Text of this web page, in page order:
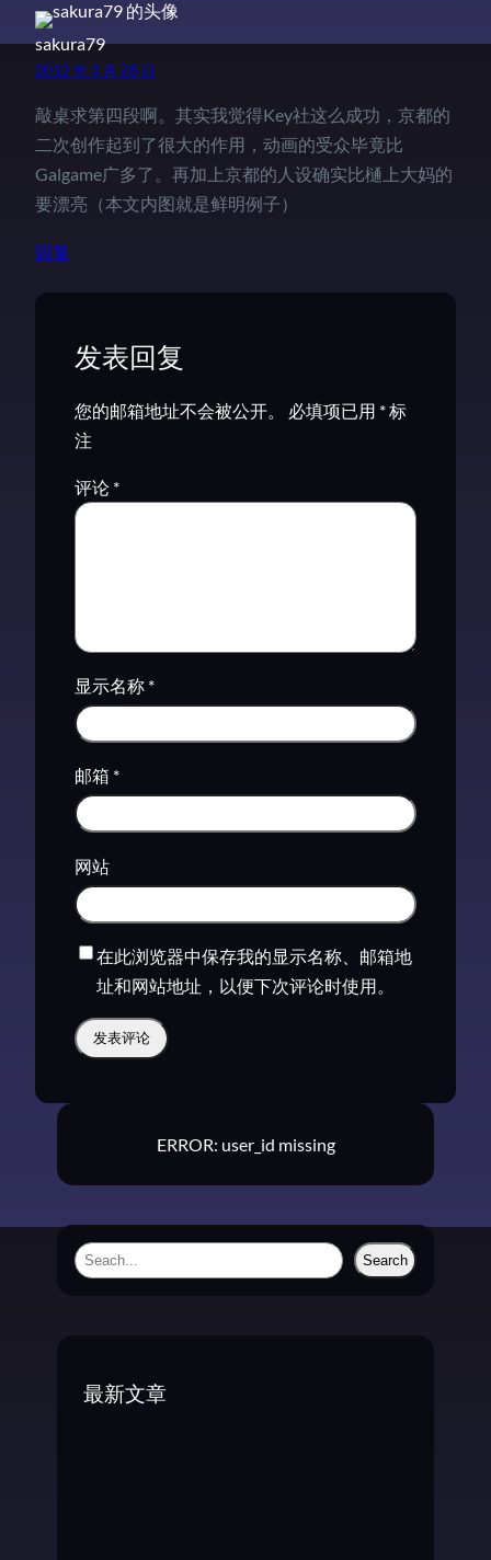
sakura79
2012 年 3 月 28 日
敲桌求第四段啊。其实我觉得Key社这么成功，京都的
二次创作起到了很大的作用，动画的受众毕竟比
Galgame广多了。再加上京都的人设确实比樋上大妈的
要漂亮（本文内图就是鲜明例子）
回复
发表回复
您的邮箱地址不会被公开。 必填项已用 *标
注
评论 *
显示名称 *
邮箱 *
网站
在此浏览器中保存我的显示名称、邮箱地
址和网站地址，以便下次评论时使用。
ERROR: user_id missing
S
Search
最新文章